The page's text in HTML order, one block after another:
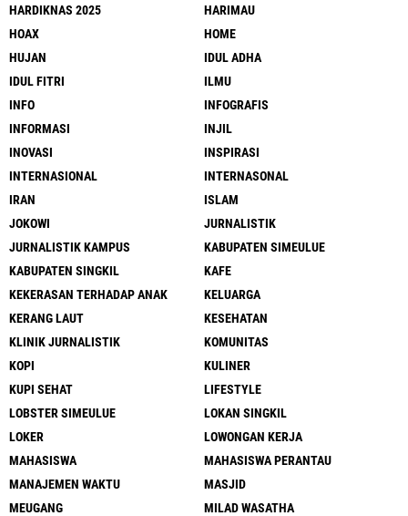
HARDIKNAS 2025
HARIMAU
HOAX
HOME
HUJAN
IDUL ADHA
IDUL FITRI
ILMU
INFO
INFOGRAFIS
INFORMASI
INJIL
INOVASI
INSPIRASI
INTERNASIONAL
INTERNASONAL
IRAN
ISLAM
JOKOWI
JURNALISTIK
JURNALISTIK KAMPUS
KABUPATEN SIMEULUE
KABUPATEN SINGKIL
KAFE
KEKERASAN TERHADAP ANAK
KELUARGA
KERANG LAUT
KESEHATAN
KLINIK JURNALISTIK
KOMUNITAS
KOPI
KULINER
KUPI SEHAT
LIFESTYLE
LOBSTER SIMEULUE
LOKAN SINGKIL
LOKER
LOWONGAN KERJA
MAHASISWA
MAHASISWA PERANTAU
MANAJEMEN WAKTU
MASJID
MEUGANG
MILAD WASATHA